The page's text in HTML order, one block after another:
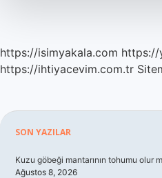
https://isimyakala.com https://
https://ihtiyacevim.com.tr
Sidebar
SON YAZILAR
Kuzu göbeği mantarının tohumu olur
Ağustos 8, 2026